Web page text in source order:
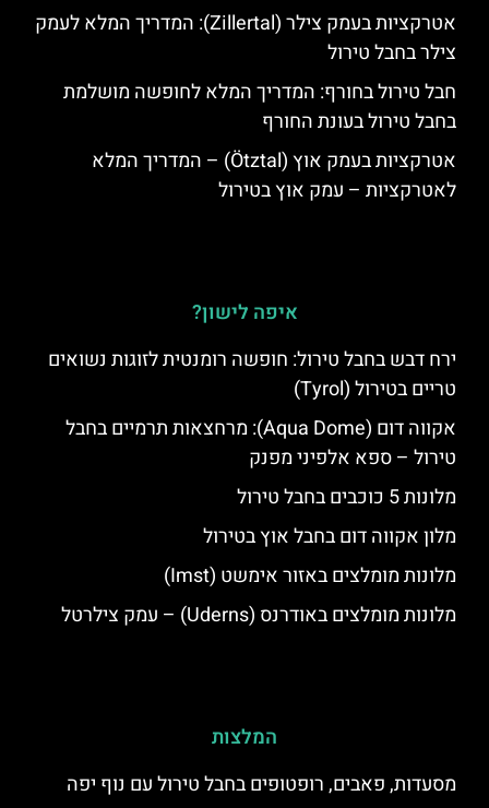
אטרקציות בעמק צילר (Zillertal): המדריך המלא לעמק
צילר בחבל טירול
חבל טירול בחורף: המדריך המלא לחופשה מושלמת
בחבל טירול בעונת החורף
אטרקציות בעמק אוץ (Ötztal) – המדריך המלא
לאטרקציות – עמק אוץ בטירול
איפה לישון?
ירח דבש בחבל טירול: חופשה רומנטית לזוגות נשואים
טריים בטירול (Tyrol)
אקווה דום (Aqua Dome): מרחצאות תרמיים בחבל
טירול – ספא אלפיני מפנק
מלונות 5 כוכבים בחבל טירול
מלון אקווה דום בחבל אוץ בטירול
מלונות מומלצים באזור אימשט (Imst)
מלונות מומלצים באודרנס (Uderns) – עמק צילרטל
המלצות
מסעדות, פאבים, רופטופים בחבל טירול עם נוף יפה